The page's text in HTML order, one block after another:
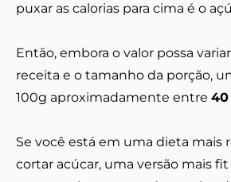
puxar as calorias para cima é o
Então, embora o valor possa
receita e o tamanho da porção,
100g aproximadamente entre 40
Se você está em uma dieta mais
cortar acúcar, uma versão mais